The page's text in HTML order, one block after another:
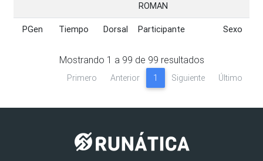
PGen Tiempo Dorsal Participante Sexo
ROMAN
PGen Tiempo Dorsal Participante Sexo
Mostrando 1 a 99 de 99 resultados
Primero Anterior 1 Siguiente Último